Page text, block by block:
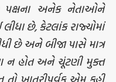
પક્ષના અનેક નેતાઓને
છે, કેટલાંક રાજ્યોમાં
છે અને બીજા પાસે માત્ર
ન હોત અને ચૂંટણી મુક્ત